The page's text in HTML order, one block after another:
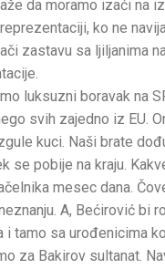
da moramo izaći
ko ne
zastavu sa ljiljanima
luksuzni boravak na
svih zajedno iz EU.
kuci. Naši brate
se pobije na kraju.
mesec dana.
A, Bećirović bi
i tamo sa urođenicima
za Bakirov sultanat.